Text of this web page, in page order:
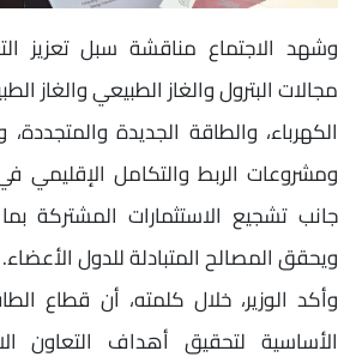
وشهد الاجتماع مناقشة سبل تعزيز
مجالات البترول والغاز الطبيعي والغاز
الكهرباء، والطاقة الجديدة والمتجددة،
ومشروعات الربط والتكامل الإقليمي
جانب تشجيع الاستثمارات المشتركة
ويحقق المصالح المتبادلة للدول الأعضاء.
وأكد الوزير، خلال كلمته، أن قطاع
الأساسية لتحقيق أهداف التعاون